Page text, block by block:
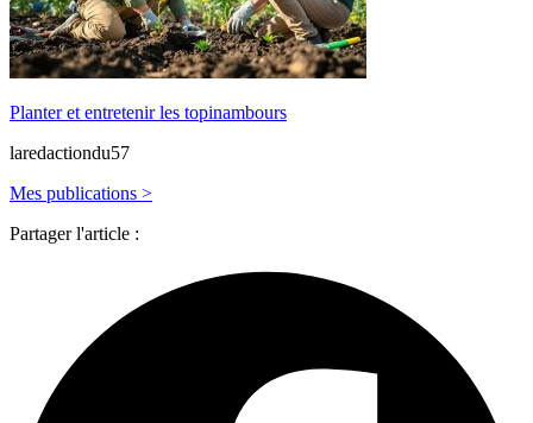
Planter et entretenir les topinambours
laredactiondu57
Mes publications >
Partager l'article :